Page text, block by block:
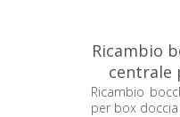
Ricambio
centrale
Calyx
Ricambio
per box doccia